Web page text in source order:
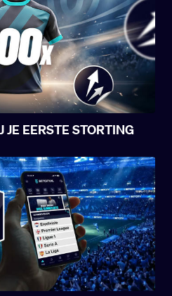
JE EERSTE STORTING